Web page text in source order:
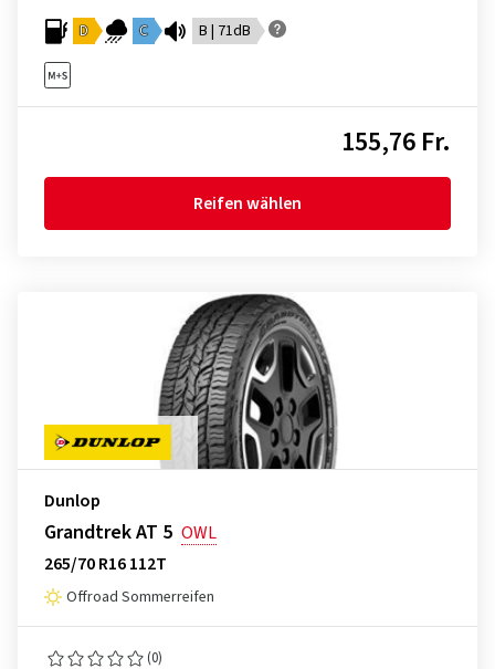
D C B | 71dB
155,76 Fr.
Reifen wählen
Dunlop
Grandtrek AT 5 OWL
265/70 R16 112T
Offroad Sommerreifen
(0)